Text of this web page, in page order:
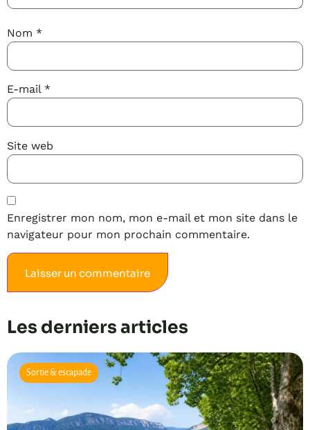
Nom *
E-mail *
Site web
Enregistrer mon nom, mon e-mail et mon site dans le
navigateur pour mon prochain commentaire.
Les derniers articles
Sortie & escapade